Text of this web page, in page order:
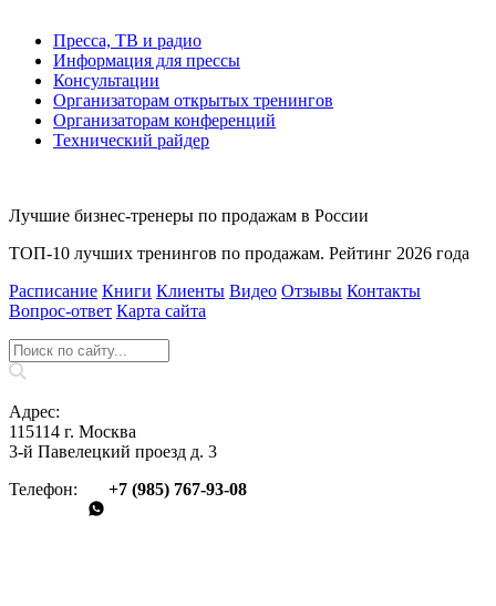
Пресса, ТВ и радио
Информация для прессы
Консультации
Организаторам открытых тренингов
Организаторам конференций
Технический райдер
Лучшие бизнес-тренеры по продажам в России
ТОП-10 лучших тренингов по продажам. Рейтинг 2026 года
Расписание Книги Клиенты Видео Отзывы Контакты
Вопрос‑ответ Карта сайта
Адрес:
115114 г. Москва
3-й Павелецкий проезд д. 3
Телефон: +7 (985) 767‑93‑08